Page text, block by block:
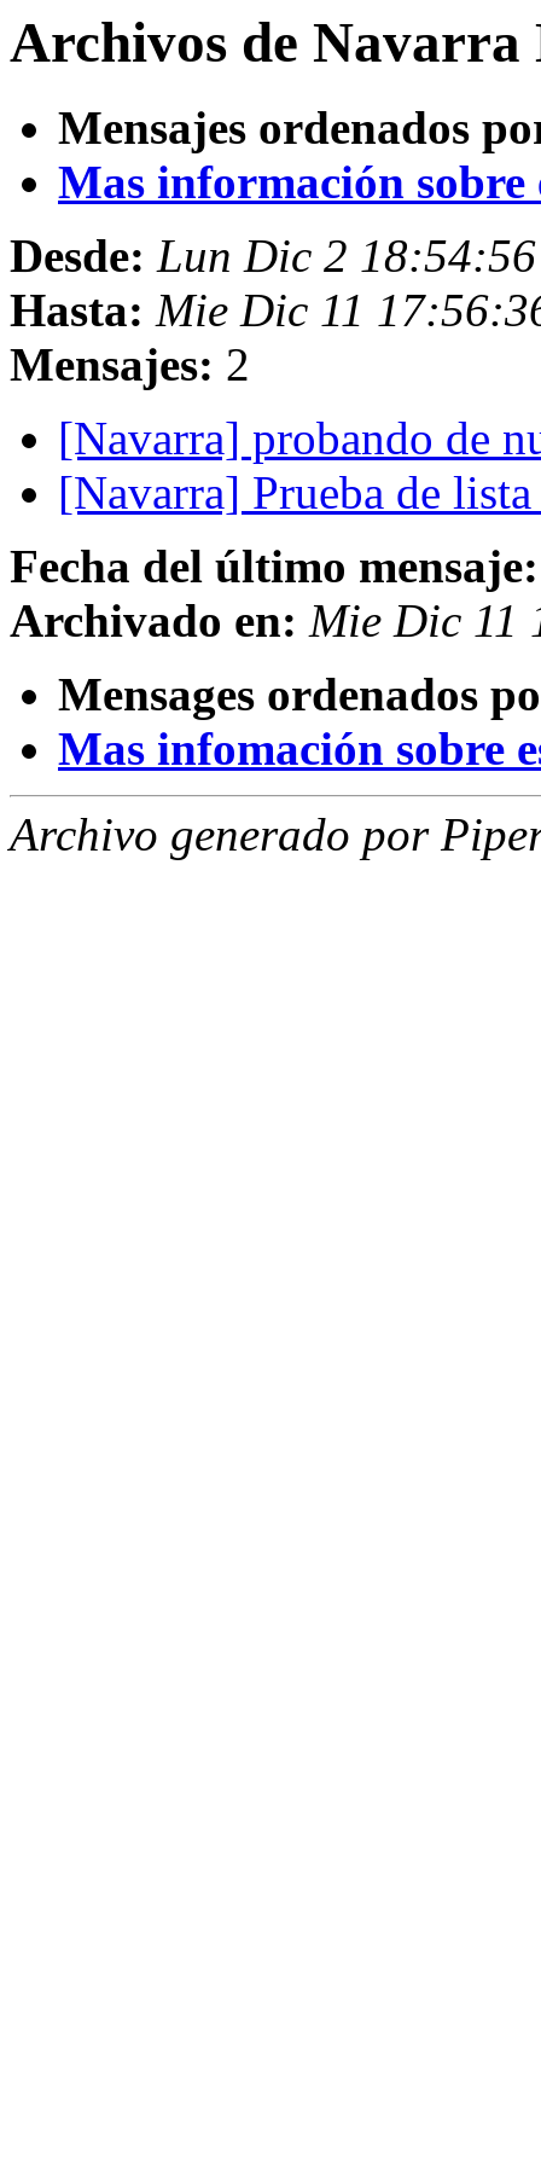
Archivos de Navarra
Mensajes ordenados
Mas información sobre
Desde: Lun Dic 2
Hasta: Mie Dic 11
Mensajes: 2
[Navarra] probando de
[Navarra] Prueba de
Fecha del último mensaje:
Archivado en: Mie Dic 11
Mensages ordenados
Mas infomación sobre
Archivo generado por